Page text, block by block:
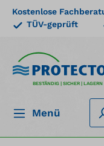
springen
Kostenlose
TÜV-geprüft
BESTÄNDIG | SICHER | LAGERN
Menü